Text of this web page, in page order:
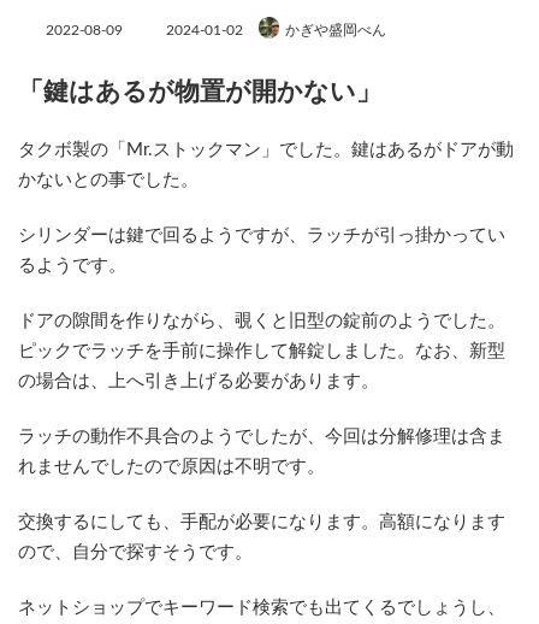
2022-08-09
最
新
日
:
2024-01-02 かぎや盛岡べん
「鍵はあるが物置が開かない」
タクボ製の「Mr.ストックマン」でした。鍵はあるがドアが動
かないとの事でした。
シリンダーは鍵で回るようですが、ラッチが引っ掛かってい
るようです。
ドアの隙間を作りながら、覗くと旧型の錠前のようでした。
ピックでラッチを手前に操作して解錠しました。なお、新型
の場合は、上へ引き上げる必要があります。
ラッチの動作不具合のようでしたが、今回は分解修理は含ま
れませんでしたので原因は不明です。
交換するにしても、手配が必要になります。高額になります
ので、自分で探すそうです。
ネットショップでキーワード検索でも出てくるでしょうし、